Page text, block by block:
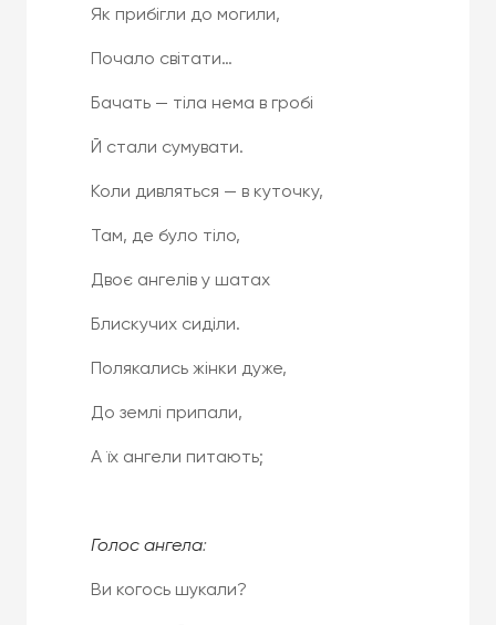
Як прибігли до могили,
Почало світати…
Бачать — тіла нема в гробі
Й стали сумувати.
Коли дивляться — в куточку,
Там, де було тіло,
Двоє ангелів у шатах
Блискучих сиділи.
Полякались жінки дуже,
До землі припали,
А їх ангели питають;
Голос ангела:
Ви когось шукали?